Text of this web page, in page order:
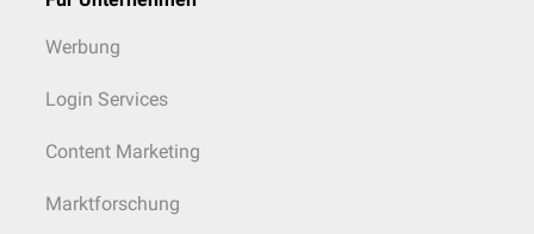
Werbung
Login Services
Content Marketing
Marktforschung